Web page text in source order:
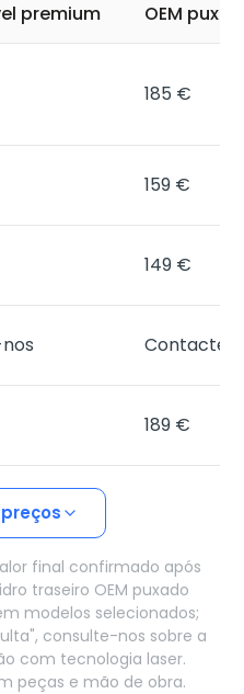
premium OEM
185 €
159 €
149 €
Contacte-
189 €
final confirmado após
traseiro OEM puxado
modelos selecionados;
consulte-nos sobre a
com tecnologia laser.
peças e mão de obra.